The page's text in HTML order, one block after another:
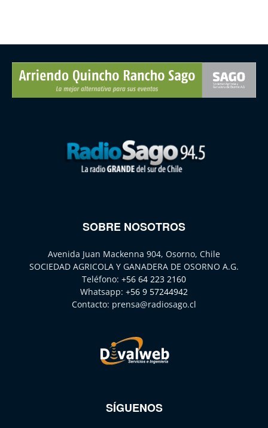
SOBRE NOSOTROS
Avenida Juan Mackenna 904, Osorno, Chile
SOCIEDAD AGRICOLA Y GANADERA DE OSORNO A.G.
Teléfono: +56 64 223 2160
Whatsapp: +56 9 57244942
Contacto: prensa@radiosago.cl
SÍGUENOS